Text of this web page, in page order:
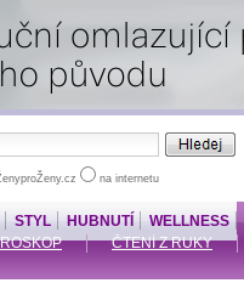
na internetu
STYL HUBNUTÍ WELLNESS
ČTENÍ Z RUKY